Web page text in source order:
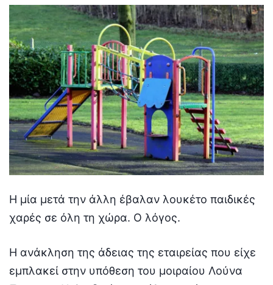
Η μία μετά την άλλη έβαλαν λουκέτο παιδικές
χαρές σε όλη τη χώρα. Ο λόγος.
Η ανάκληση της άδειας της εταιρείας που είχε
εμπλακεί στην υπόθεση του μοιραίου Λούνα